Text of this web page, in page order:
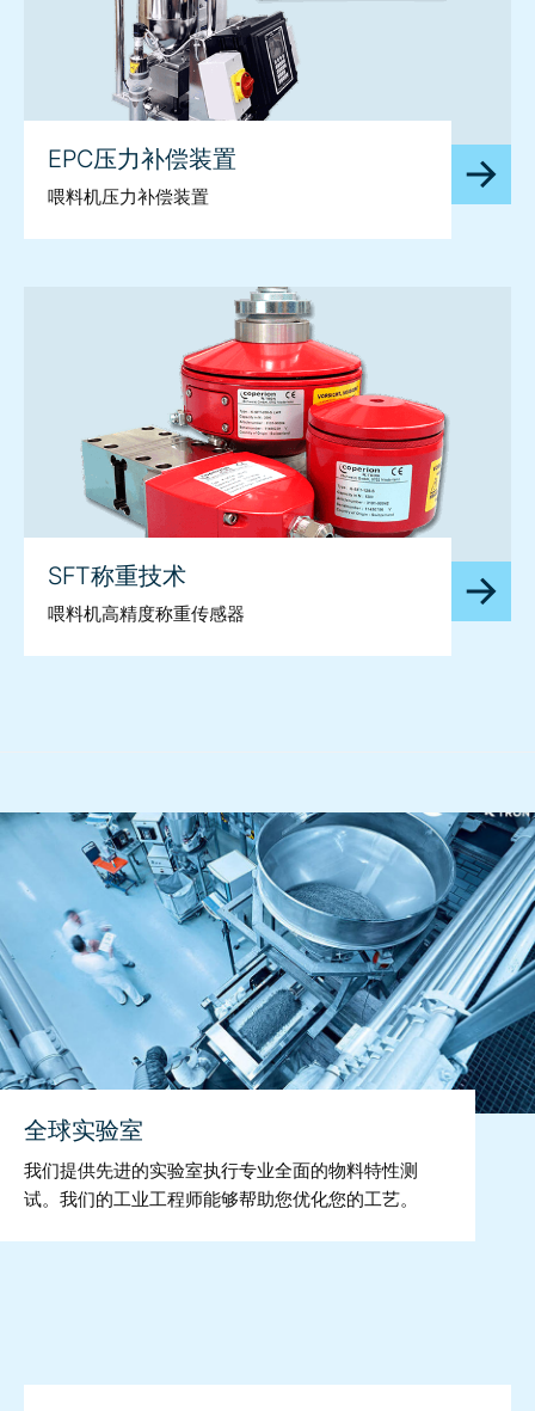
EPC压力补偿装置
喂料机压力补偿装置
SFT称重技术
喂料机高精度称重传感器
全球实验室
我们提供先进的实验室执行专业全面的物料特性测
试。我们的工业工程师能够帮助您优化您的工艺。